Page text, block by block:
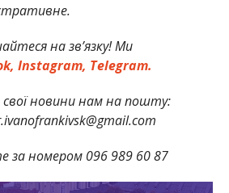
на зв’язку! Ми
Instagram, Telegram.
новини нам на пошту:
за номером 096 989 60 87